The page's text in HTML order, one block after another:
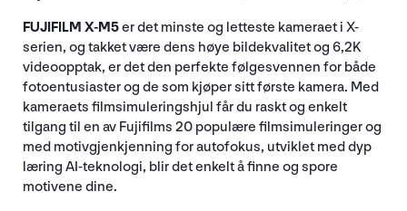
FUJIFILM X-M5er det minste og letteste kameraet i X-
serien, og takket være dens høye bildekvalitet og 6,2K
videoopptak, er det den perfekte følgesvennen for både
fotoentusiaster og de som kjøper sitt første kamera. Med
kameraets filmsimuleringshjul får du raskt og enkelt
tilgang til en av Fujifilms 20 populære filmsimuleringer og
med motivgjenkjenning for autofokus, utviklet med dyp
læring AI-teknologi, blir det enkelt å finne og spore
motivene dine.